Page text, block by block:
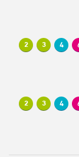
2 3 4
2 3 4